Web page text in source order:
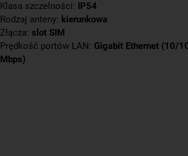
Klasa szczelności: IP54
Rodzaj anteny: kierunkowa
Złącza: slot SIM
Prędkość portów LAN: Gigabit Ethernet (10/
Mbps)